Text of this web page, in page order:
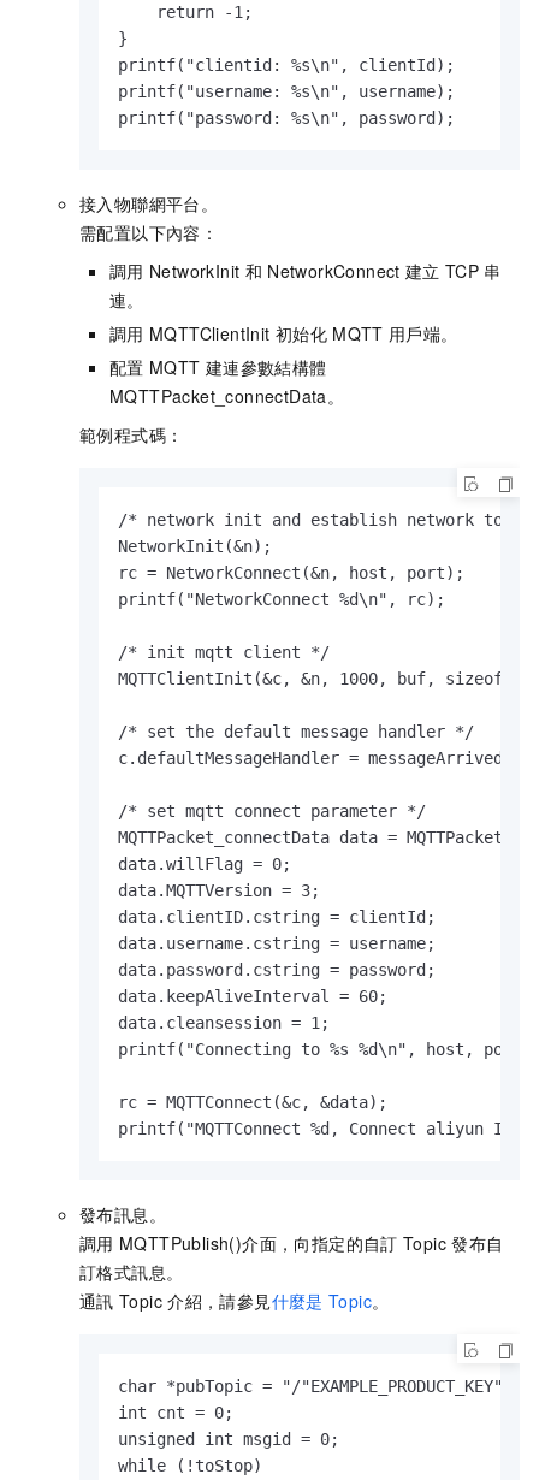
    return -1;
}
printf("clientid: %s\n", clientId);
printf("username: %s\n", username);
printf("password: %s\n", password);
接入物聯網平台。
需配置以下內容：
調用 NetworkInit 和 NetworkConnect 建立 TCP 串
連。
調用 MQTTClientInit 初始化 MQTT 用戶端。
配置 MQTT 建連參數結構體
MQTTPacket_connectData 。
範例程式碼：
/* network init and establish network to
NetworkInit(&n);
rc = NetworkConnect(&n, host, port);
printf("NetworkConnect %d\n", rc);
/* init mqtt client */
MQTTClientInit(&c, &n, 1000, buf,
/* set the default message handler */
c.defaultMessageHandler = messageArrived;
/* set mqtt connect parameter */
MQTTPacket_connectData data =
data.willFlag = 0;
data.MQTTVersion = 3;
data.clientID.cstring = clientId;
data.username.cstring = username;
data.password.cstring = password;
data.keepAliveInterval = 60;
data.cleansession = 1;
printf("Connecting to %s %d\n", host,
rc = MQTTConnect(&c, &data);
printf("MQTTConnect %d, Connect aliyun
發布訊息。
調用 MQTTPublish()介面，向指定的自訂 Topic 發布自
訂格式訊息。
通訊 Topic 介紹，請參見什麼是 Topic。
char *pubTopic = "/"EXAMPLE_PRODUCT_KEY"/
int cnt = 0;
unsigned int msgid = 0;
while (!toStop)